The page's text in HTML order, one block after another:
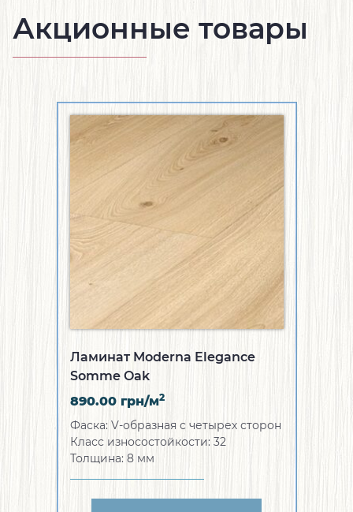
Акционные товары
Ламинат Moderna Elegance
Somme Oak
890.00 грн/м2
Фаска: V-образная с четырех сторон
Класс износостойкости: 32
Толщина: 8 мм